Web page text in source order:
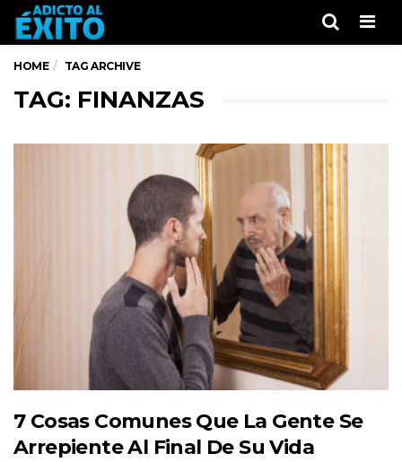
HOME TAG ARCHIVE
TAG: FINANZAS
7 Cosas Comunes Que La Gente Se
Arrepiente Al Final De Su Vida